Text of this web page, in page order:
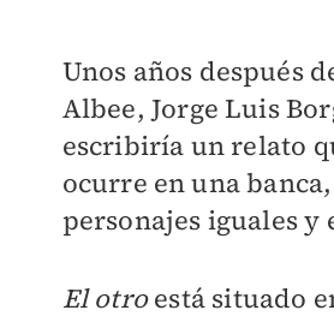
Unos años después
Albee, Jorge Luis
escribiría un relato
ocurre en una
personajes iguales y
El otroestá situado